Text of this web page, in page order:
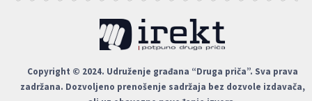
Copyright © 2024. Udruženje građana “Druga priča”. Sva prava
zadržana. Dozvoljeno prenošenje sadržaja bez dozvole izdavača,